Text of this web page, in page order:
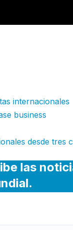
una
internacionales
business
desde tres
las